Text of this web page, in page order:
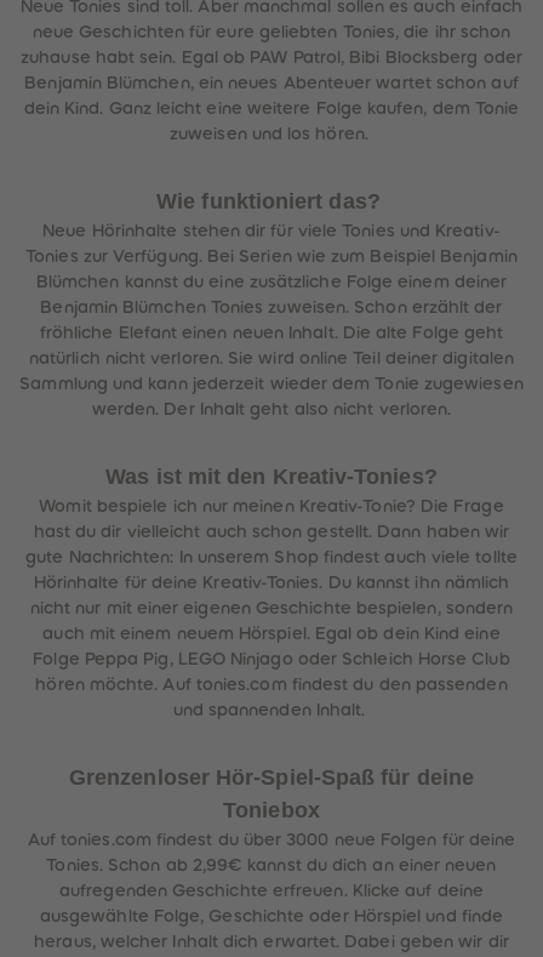
Neue Tonies sind toll. Aber manchmal sollen es auch einfach
neue Geschichten für eure geliebten Tonies, die ihr schon
zuhause habt sein. Egal ob PAW Patrol, Bibi Blocksberg oder
Benjamin Blümchen, ein neues Abenteuer wartet schon auf
dein Kind. Ganz leicht eine weitere Folge kaufen, dem Tonie
zuweisen und los hören.
Wie funktioniert das?
Neue Hörinhalte stehen dir für viele Tonies und Kreativ-
Tonies zur Verfügung. Bei Serien wie zum Beispiel Benjamin
Blümchen kannst du eine zusätzliche Folge einem deiner
Benjamin Blümchen Tonies zuweisen. Schon erzählt der
fröhliche Elefant einen neuen Inhalt. Die alte Folge geht
natürlich nicht verloren. Sie wird online Teil deiner digitalen
Sammlung und kann jederzeit wieder dem Tonie zugewiesen
werden. Der Inhalt geht also nicht verloren.
Was ist mit den Kreativ-Tonies?
Womit bespiele ich nur meinen Kreativ-Tonie? Die Frage
hast du dir vielleicht auch schon gestellt. Dann haben wir
gute Nachrichten: In unserem Shop findest auch viele tollte
Hörinhalte für deine Kreativ-Tonies. Du kannst ihn nämlich
nicht nur mit einer eigenen Geschichte bespielen, sondern
auch mit einem neuem Hörspiel. Egal ob dein Kind eine
Folge Peppa Pig, LEGO Ninjago oder Schleich Horse Club
hören möchte. Auf tonies.com findest du den passenden
und spannenden Inhalt.
Grenzenloser Hör-Spiel-Spaß für deine
Toniebox
Auf tonies.com findest du über 3000 neue Folgen für deine
Tonies. Schon ab 2,99€ kannst du dich an einer neuen
aufregenden Geschichte erfreuen. Klicke auf deine
ausgewählte Folge, Geschichte oder Hörspiel und finde
heraus, welcher Inhalt dich erwartet. Dabei geben wir dir